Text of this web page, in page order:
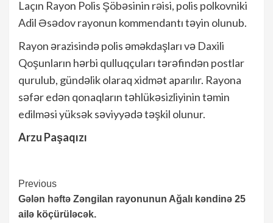
Laçın Rayon Polis Şöbəsinin rəisi, polis polkovniki
Adil Əsədov rayonun kommendantı təyin olunub.
Rayon ərazisində polis əməkdaşları və Daxili
Qoşunların hərbi qulluqçuları tərəfindən postlar
qurulub, gündəlik olaraq xidmət aparılır. Rayona
səfər edən qonaqların təhlükəsizliyinin təmin
edilməsi yüksək səviyyədə təşkil olunur.
Arzu Paşaqızı
Continue
Reading
Previous
Gələn həftə Zəngilan rayonunun Ağalı kəndinə 25
ailə köçürüləcək.